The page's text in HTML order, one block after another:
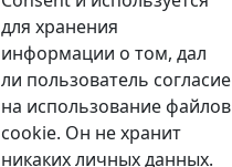
для хранения
информации о том, дал
ли пользователь согласие
на использование файлов
cookie. Он не хранит
никаких личных данных.